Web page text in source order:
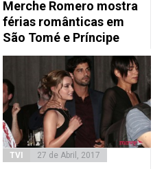
Merche Romero mostra
férias românticas em
São Tomé e Príncipe
TVI 27 de Abril, 2017